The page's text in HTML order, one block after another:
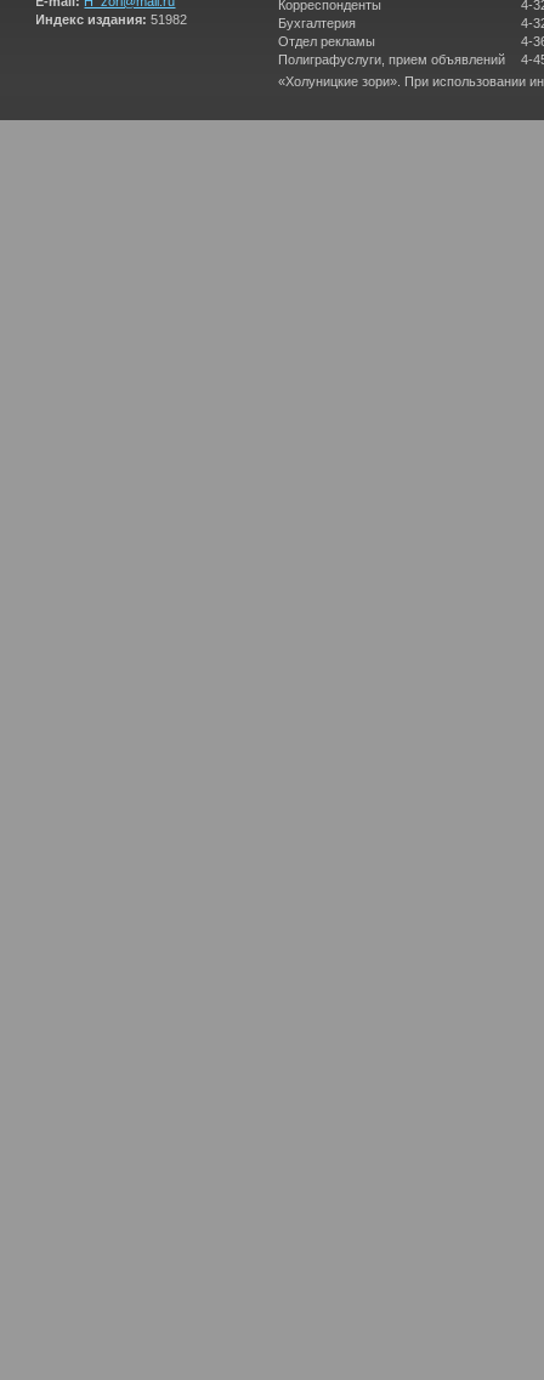
Индекс издания: 51982
Корреспонденты
Бухгалтерия
Отдел рекламы
Полиграфуслуги, прием объявлений
4-
4-
4-
4-
«Холуницкие зори». При использовании